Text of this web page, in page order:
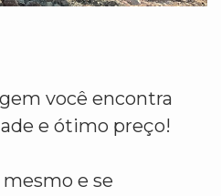
você encontra
e ótimo preço!
e se